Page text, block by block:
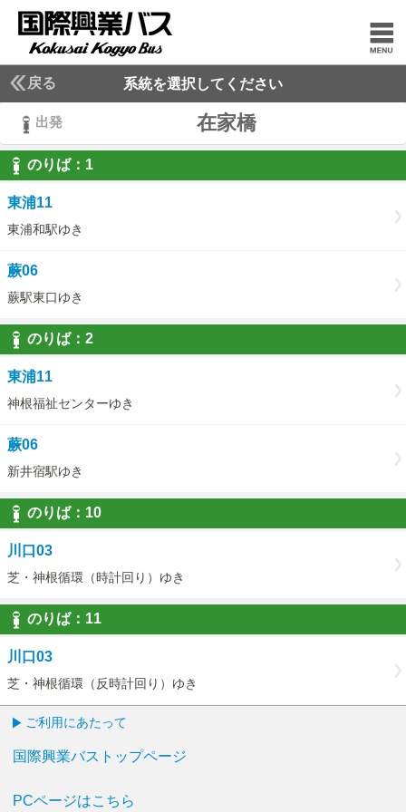
戻る 系統を選択してください
出発 在家橋
のりば： 1
1
東浦11
東浦和駅ゆき
蕨06
蕨駅東口ゆき
のりば： 2
2
東浦11
神根福祉センターゆき
蕨06
新井宿駅ゆき
のりば： 10
10
川口03
芝・神根循環（時計回り）ゆき
のりば： 11
11
川口03
芝・神根循環（反時計回り）ゆき
ご利用にあたって
国際興業バストップページ
PCページはこちら